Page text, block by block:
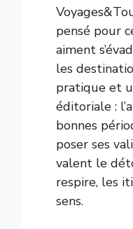
pensé pour
aiment
les
pratique et
éditoriale :
bonnes
poser ses
valent le
respire, les
sens.